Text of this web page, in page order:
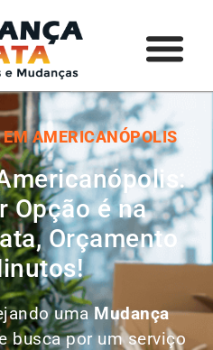
AMERICANÓPOLIS
Opção é na
Orçamento
umaMudança
busca por um serviço